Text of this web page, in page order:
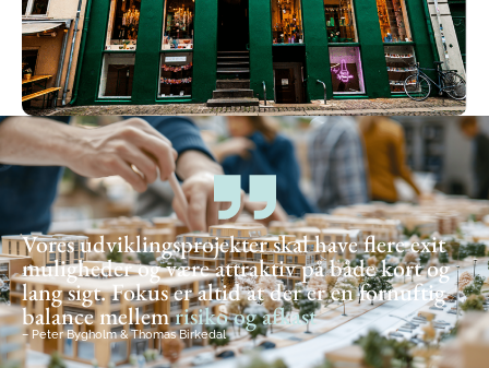
Vores udviklingsprojekter skal have flere exit
muligheder og være attraktiv på både kort og
lang sigt. Fokus er altid at der er en fornuftig
balance mellemrisiko og afkast
– Peter Bygholm & Thomas Birkedal